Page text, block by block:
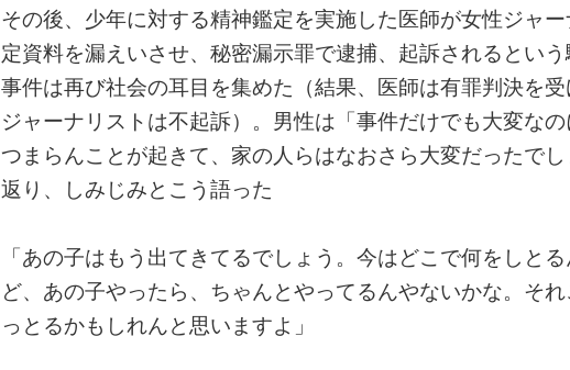
その後、少年に対する精神鑑定を実施した医師が女性ジャ
定資料を漏えいさせ、秘密漏示罪で逮捕、起訴されるという
事件は再び社会の耳目を集めた（結果、医師は有罪判決を
ジャーナリストは不起訴）。男性は「事件だけでも大変なの
つまらんことが起きて、家の人らはなおさら大変だったでし
返り、しみじみとこう語った
「あの子はもう出てきてるでしょう。今はどこで何をしと
ど、あの子やったら、ちゃんとやってるんやないかな。そ
っとるかもしれんと思いますよ」